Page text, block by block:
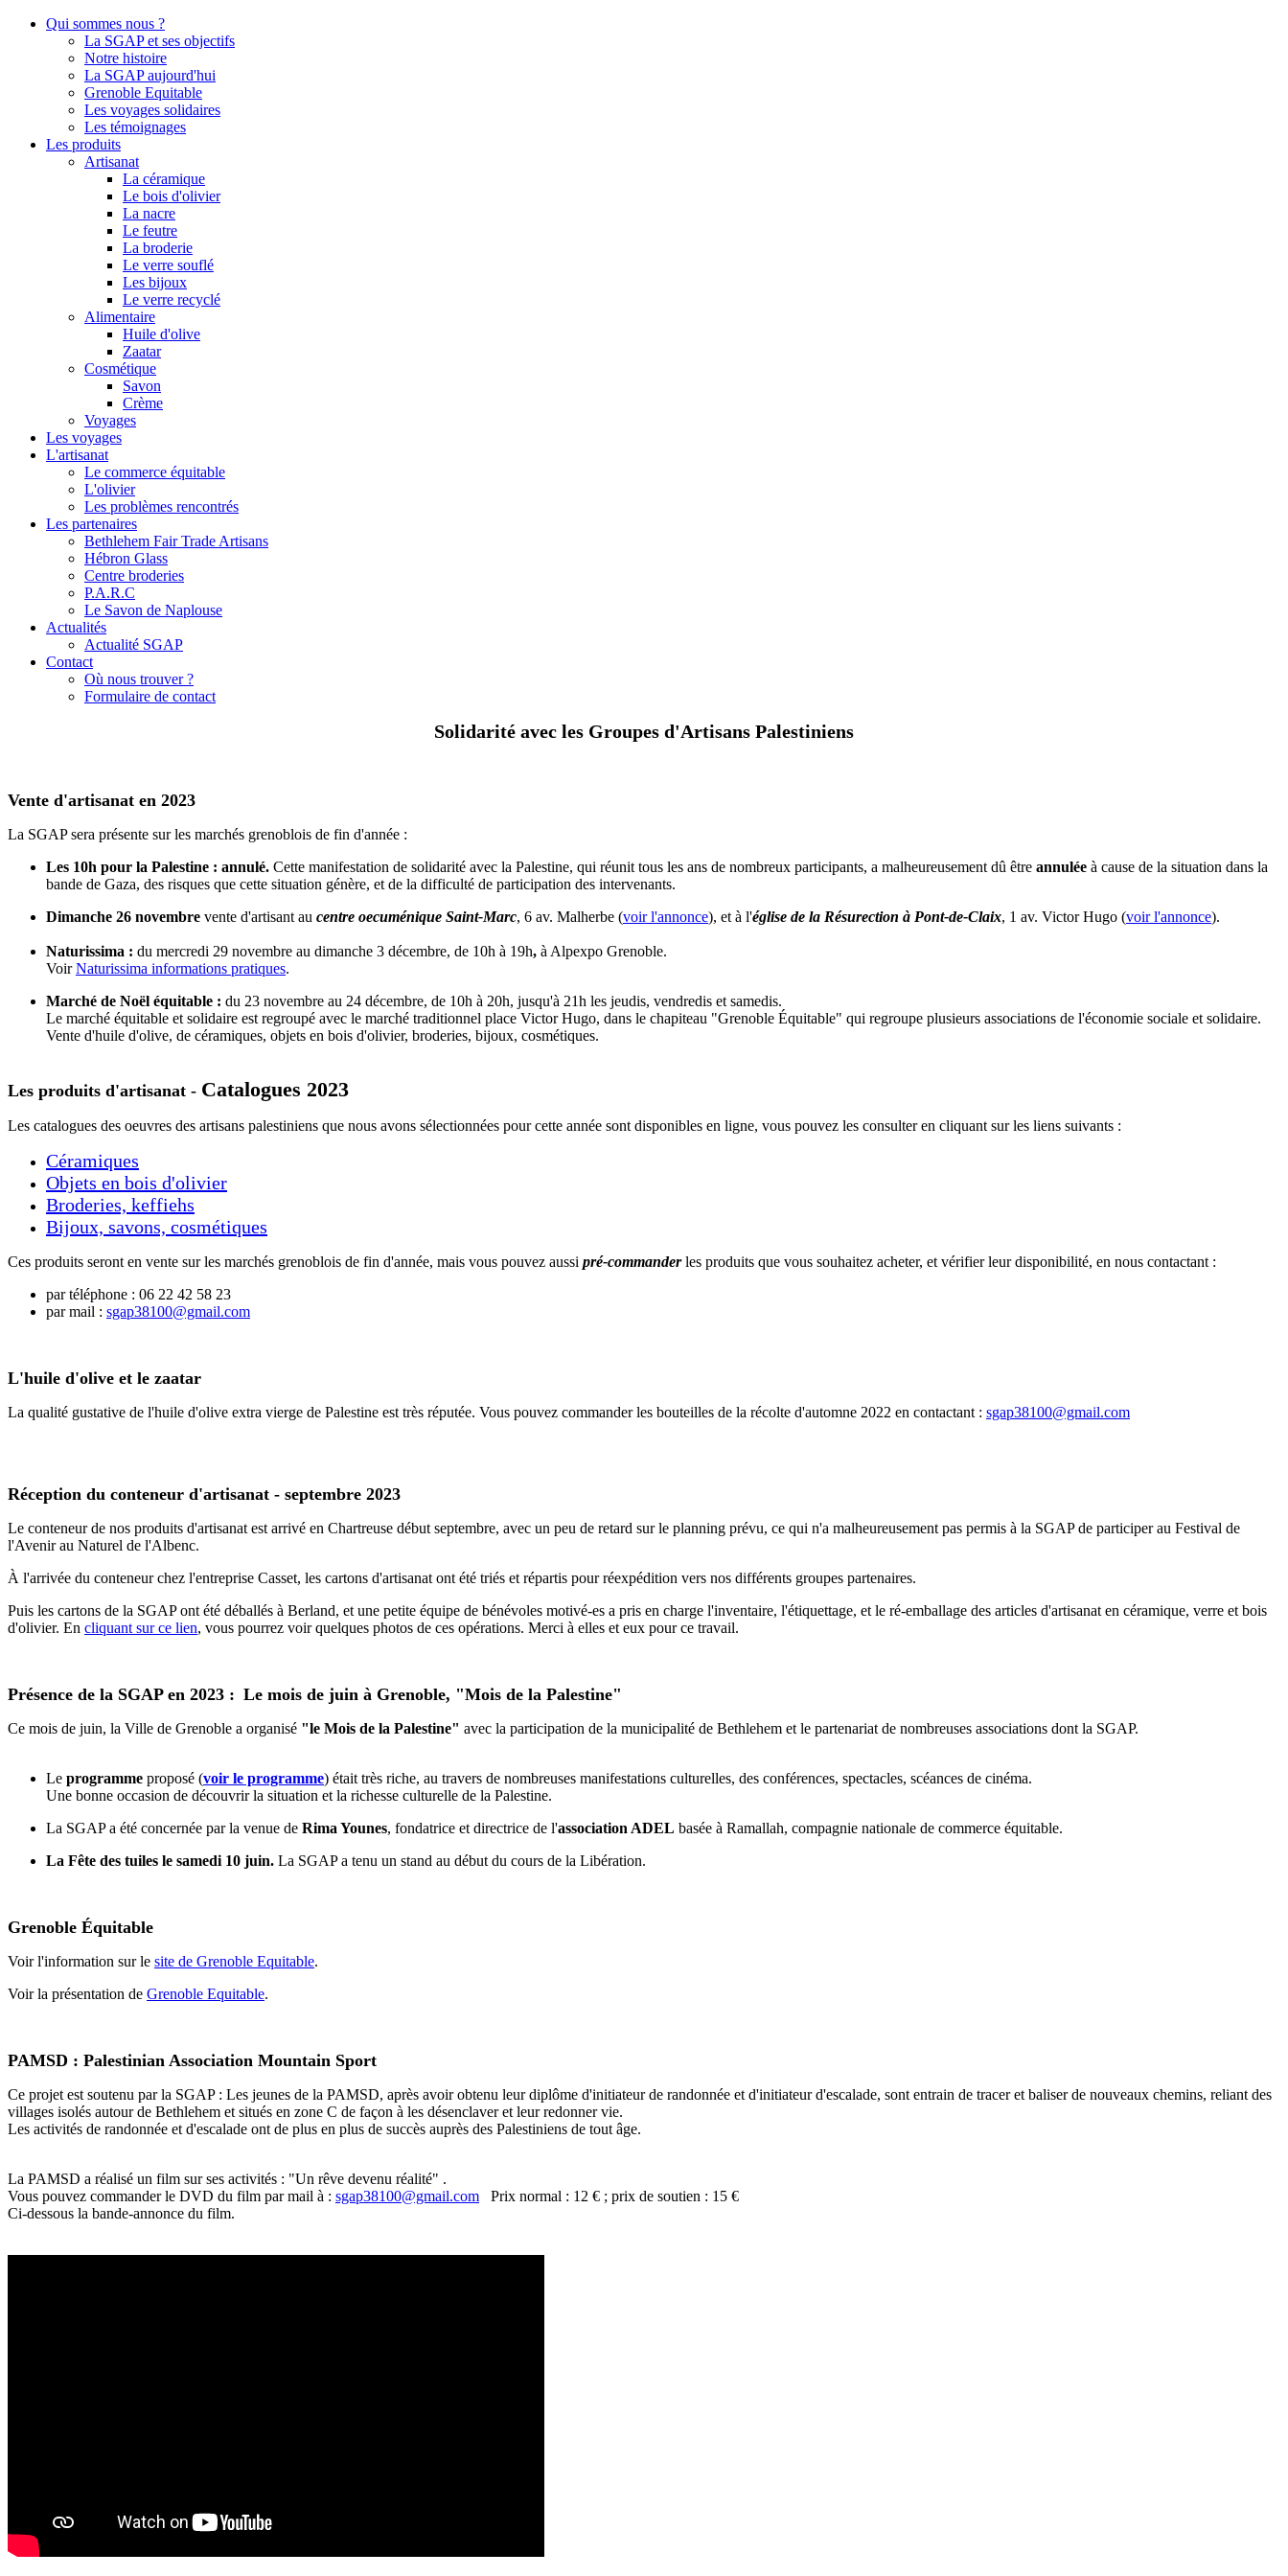
Qui sommes nous ?
La SGAP et ses objectifs
Notre histoire
La SGAP aujourd'hui
Grenoble Equitable
Les voyages solidaires
Les témoignages
Les produits
Artisanat
La céramique
Le bois d'olivier
La nacre
Le feutre
La broderie
Le verre souflé
Les bijoux
Le verre recyclé
Alimentaire
Huile d'olive
Zaatar
Cosmétique
Savon
Crème
Voyages
Les voyages
L'artisanat
Le commerce équitable
L'olivier
Les problèmes rencontrés
Les partenaires
Bethlehem Fair Trade Artisans
Hébron Glass
Centre broderies
P.A.R.C
Le Savon de Naplouse
Actualités
Actualité SGAP
Contact
Où nous trouver ?
Formulaire de contact
Solidarité avec les Groupes d'Artisans Palestiniens
Vente d'artisanat en 2023
La SGAP sera présente sur les marchés grenoblois de fin d'année :
Les 10h pour la Palestine : annulé. Cette manifestation de solidarité avec la Palestine, qui réunit tous les ans de nombreux participants, a malheureusement dû être annulée à cause de la situation dans la
bande de Gaza, des risques que cette situation génère, et de la difficulté de participation des intervenants.
Dimanche 26 novembre vente d'artisant au centre oecuménique Saint-Marc, 6 av. Malherbe (voir l'annonce), et à l'église de la Résurection à Pont-de-Claix, 1 av. Victor Hugo (voir l'annonce).
Naturissima : du mercredi 29 novembre au dimanche 3 décembre, de 10h à 19h, à Alpexpo Grenoble.
VoirNaturissima informations pratiques.
Marché de Noël équitable : du 23 novembre au 24 décembre, de 10h à 20h, jusqu'à 21h les jeudis, vendredis et samedis.
Le marché équitable et solidaire est regroupé avec le marché traditionnel place Victor Hugo, dans le chapiteau "Grenoble Équitable" qui regroupe plusieurs associations de l'économie sociale et solidaire.
Vente d'huile d'olive, de céramiques, objets en bois d'olivier, broderies, bijoux, cosmétiques.
Les produits d'artisanat - Catalogues 2023
Les catalogues des oeuvres des artisans palestiniens que nous avons sélectionnées pour cette année sont disponibles en ligne, vous pouvez les consulter en cliquant sur les liens suivants :
Céramiques
Objets en bois d'olivier
Broderies, keffiehs
Bijoux, savons, cosmétiques
Ces produits seront en vente sur les marchés grenoblois de fin d'année, mais vous pouvez aussi pré-commanderles produits que vous souhaitez acheter, et vérifier leur disponibilité, en nous contactant :
par téléphone : 06 22 42 58 23
par mail : sgap38100@gmail.com
L'huile d'olive et le zaatar
La qualité gustative de l'huile d'olive extra vierge de Palestine est très réputée. Vous pouvez commander les bouteilles de la récolte d'automne 2022 en contactant : sgap38100@gmail.com
Réception du conteneur d'artisanat - septembre 2023
Le conteneur de nos produits d'artisanat est arrivé en Chartreuse début septembre, avec un peu de retard sur le planning prévu, ce qui n'a malheureusement pas permis à la SGAP de participer au Festival de
l'Avenir au Naturel de l'Albenc.
À l'arrivée du conteneur chez l'entreprise Casset, les cartons d'artisanat ont été triés et répartis pour réexpédition vers nos différents groupes partenaires.
Puis les cartons de la SGAP ont été déballés à Berland, et une petite équipe de bénévoles motivé-es a pris en charge l'inventaire, l'étiquettage, et le ré-emballage des articles d'artisanat en céramique, verre et bois
d'olivier. En cliquant sur ce lien, vous pourrez voir quelques photos de ces opérations. Merci à elles et eux pour ce travail.
Présence de la SGAP en 2023 : Le mois de juin à Grenoble, "Mois de la Palestine"
Ce mois de juin, la Ville de Grenoble a organisé "le Mois de la Palestine" avec la participation de la municipalité de Bethlehem et le partenariat de nombreuses associations dont la SGAP.
Le programme proposé (voir le programme) était très riche, au travers de nombreuses manifestations culturelles, des conférences, spectacles, scéances de cinéma.
Une bonne occasion de découvrir la situation et la richesse culturelle de la Palestine.
La SGAP a été concernée par la venue de Rima Younes, fondatrice et directrice de l'association ADEL basée à Ramallah, compagnie nationale de commerce équitable.
La Fête des tuiles le samedi 10 juin. La SGAP a tenu un stand au début du cours de la Libération.
Grenoble Équitable
Voir l'information sur le site de Grenoble Equitable.
Voir la présentation de Grenoble Equitable.
PAMSD : Palestinian Association Mountain Sport
Ce projet est soutenu par la SGAP : Les jeunes de la PAMSD, après avoir obtenu leur diplôme d'initiateur de randonnée et d'initiateur d'escalade, sont entrain de tracer et baliser de nouveaux chemins, reliant des
villages isolés autour de Bethlehem et situés en zone C de façon à les désenclaver et leur redonner vie.
Les activités de randonnée et d'escalade ont de plus en plus de succès auprès des Palestiniens de tout âge.
La PAMSD a réalisé un film sur ses activités : "Un rêve devenu réalité" .
Vous pouvez commander le DVD du film par mail à : sgap38100@gmail.com Prix normal : 12 € ; prix de soutien : 15 €
Ci-dessous la bande-annonce du film.